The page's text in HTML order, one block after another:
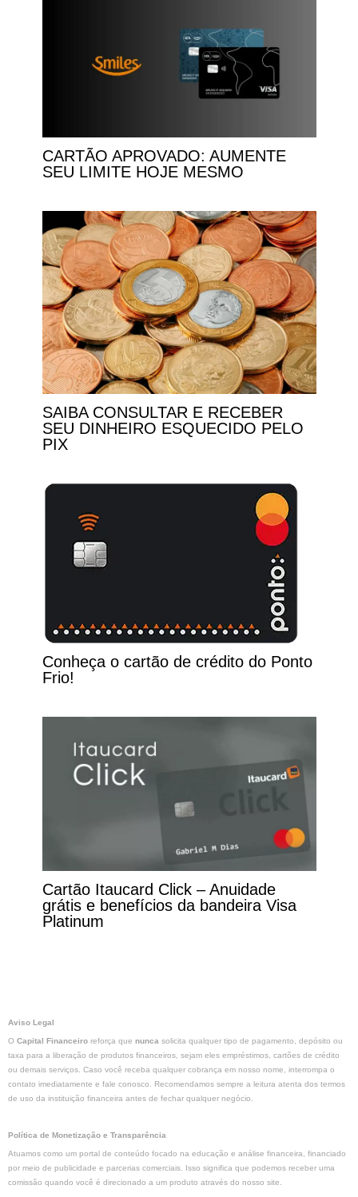
CARTÃO APROVADO: AUMENTE
SEU LIMITE HOJE MESMO
SAIBA CONSULTAR E RECEBER
SEU DINHEIRO ESQUECIDO PELO
PIX
Conheça o cartão de crédito do Ponto
Frio!
Cartão Itaucard Click – Anuidade
grátis e benefícios da bandeira Visa
Platinum
Aviso Legal
O Capital Financeiro reforça que nunca solicita qualquer tipo de pagamento, depósito ou
taxa para a liberação de produtos financeiros, sejam eles empréstimos, cartões de crédito
ou demais serviços. Caso você receba qualquer cobrança em nosso nome, interrompa o
contato imediatamente e fale conosco. Recomendamos sempre a leitura atenta dos termos
de uso da instituição financeira antes de fechar qualquer negócio.
Política de Monetização e Transparência
Atuamos como um portal de conteúdo focado na educação e análise financeira, financiado
por meio de publicidade e parcerias comerciais. Isso significa que podemos receber uma
comissão quando você é direcionado a um produto através do nosso site.